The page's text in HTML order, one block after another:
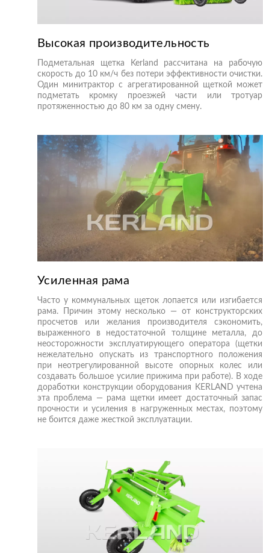
Высокая производительность
Подметальная щетка Kerland рассчитана на рабочую
скорость до 10 км/ч без потери эффективности очистки.
Один минитрактор с агрегатированной щеткой может
подметать кромку проезжей части или тротуар
протяженностью до 80 км за одну смену.
Усиленная рама
Часто у коммунальных щеток лопается или изгибается
рама. Причин этому несколько — от конструкторских
просчетов или желания производителя сэкономить,
выраженного в недостаточной толщине металла, до
неосторожности эксплуатирующего оператора (щетки
нежелательно опускать из транспортного положения
при неотрегулированной высоте опорных колес или
создавать большое усилие прижима при работе). В ходе
доработки конструкции оборудования KERLAND учтена
эта проблема — рама щетки имеет достаточный запас
прочности и усиления в нагруженных местах, поэтому
не боится даже жесткой эксплуатации.